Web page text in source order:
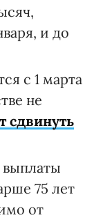
и до
с 1 марта
не
сдвинуть
75 лет
от